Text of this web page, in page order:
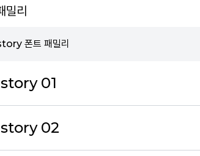
밀리
폰트 패밀리
01
02